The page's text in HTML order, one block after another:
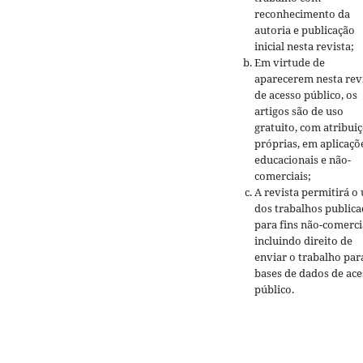
reconhecimento da
autoria e publicação
inicial nesta revista;
Em virtude de
aparecerem nesta
de acesso público, os
artigos são de uso
gratuito, com
próprias, em
educacionais e não-
comerciais;
A revista permitirá o
dos trabalhos
para fins não-
incluindo direito de
enviar o trabalho
bases de dados de
público.